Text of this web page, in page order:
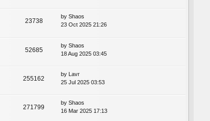
23738
by Shaos
23 Oct 2025 21:26
52685
by Shaos
18 Aug 2025 03:45
255162
by Lavr
25 Jul 2025 03:53
271799
by Shaos
16 Mar 2025 17:13